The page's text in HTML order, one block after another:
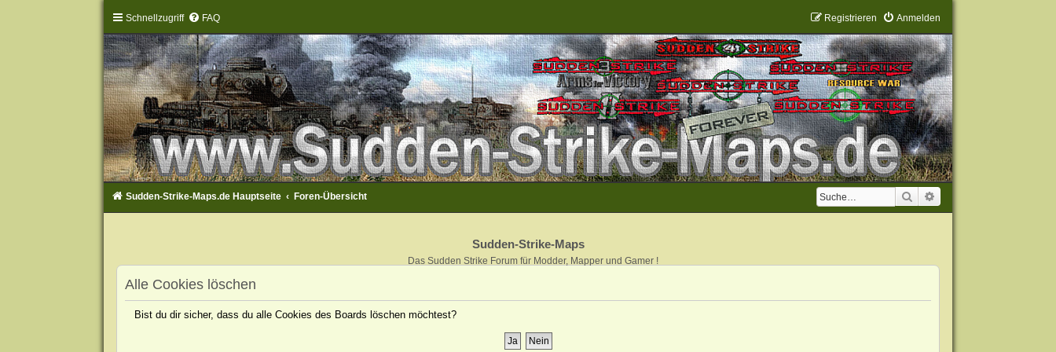
Schnellzugriff FAQ Anmelden
Registrieren
Suche
Sudden-Strike-Maps.de Hauptseite Foren-Übersicht
Sudden-Strike-Maps
Das Sudden Strike Forum für Modder, Mapper und Gamer !
Alle Cookies löschen
Bist du dir sicher, dass du alle Cookies des Boards löschen möchtest?